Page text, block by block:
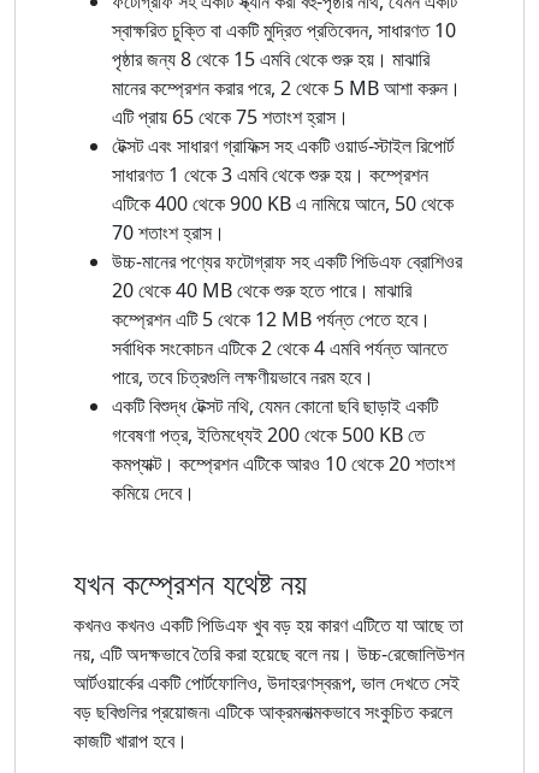
স্বাক্ষরিত চুক্তি বা একটি মুদ্রিত প্রতিবেদন, সাধারণত 10
পৃষ্ঠার জন্য 8 থেকে 15 এমবি থেকে শুরু হয়। মাঝারি
মানের কম্প্রেশন করার পরে, 2 থেকে 5 MB আশা করুন।
এটি প্রায় 65 থেকে 75 শতাংশ হ্রাস।
টেক্সট এবং সাধারণ গ্রাফিক্স সহ একটি ওয়ার্ড-স্টাইল রিপোর্ট
সাধারণত 1 থেকে 3 এমবি থেকে শুরু হয়। কম্প্রেশন
এটিকে 400 থেকে 900 KB এ নামিয়ে আনে, 50 থেকে
70 শতাংশ হ্রাস।
উচ্চ-মানের পণ্যের ফটোগ্রাফ সহ একটি পিডিএফ ব্রোশিওর
20 থেকে 40 MB থেকে শুরু হতে পারে। মাঝারি
কম্প্রেশন এটি 5 থেকে 12 MB পর্যন্ত পেতে হবে।
সর্বাধিক সংকোচন এটিকে 2 থেকে 4 এমবি পর্যন্ত আনতে
পারে, তবে চিত্রগুলি লক্ষণীয়ভাবে নরম হবে।
একটি বিশুদ্ধ টেক্সট নথি, যেমন কোনো ছবি ছাড়াই একটি
গবেষণা পত্র, ইতিমধ্যেই 200 থেকে 500 KB তে
কমপ্যাক্ট। কম্প্রেশন এটিকে আরও 10 থেকে 20 শতাংশ
কমিয়ে দেবে।
যখন কম্প্রেশন যথেষ্ট নয়
কখনও কখনও একটি পিডিএফ খুব বড় হয় কারণ এটিতে যা আছে তা
নয়, এটি অদক্ষভাবে তৈরি করা হয়েছে বলে নয়। উচ্চ-রেজোলিউশন
আর্টওয়ার্কের একটি পোর্টফোলিও, উদাহরণস্বরূপ, ভাল দেখতে সেই
বড় ছবিগুলির প্রয়োজন৷ এটিকে আক্রমনাত্মকভাবে সংকুচিত করলে
কাজটি খারাপ হবে।